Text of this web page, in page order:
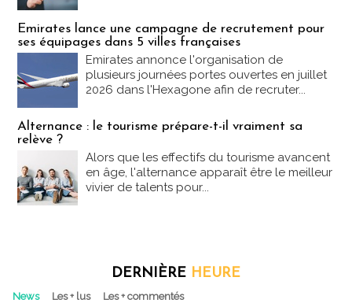
Emirates lance une campagne de recrutement pour
ses équipages dans 5 villes françaises
Emirates annonce l'organisation de
plusieurs journées portes ouvertes en juillet
2026 dans l'Hexagone afin de recruter...
Alternance : le tourisme prépare-t-il vraiment sa
relève ?
Alors que les effectifs du tourisme avancent
en âge, l'alternance apparaît être le meilleur
vivier de talents pour...
DERNIÈRE HEURE
News Les + lus Les + commentés